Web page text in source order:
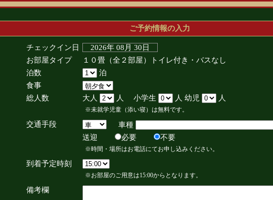
ご予約情報の入力
チェックイン日
2026年 08月 30日
お部屋タイプ
１０畳（全２部屋）トイレ付き・バスなし
泊数
泊
食事
総人数
大人 人 小学生 人 幼児 人
※未就学児童（添い寝）は無料です。
交通手段
車種
送迎
必要 不要
※時間・場所はお電話にてお申し込みください。
到着予定時刻
※お部屋のご用意は15:00からとなります。
備考欄